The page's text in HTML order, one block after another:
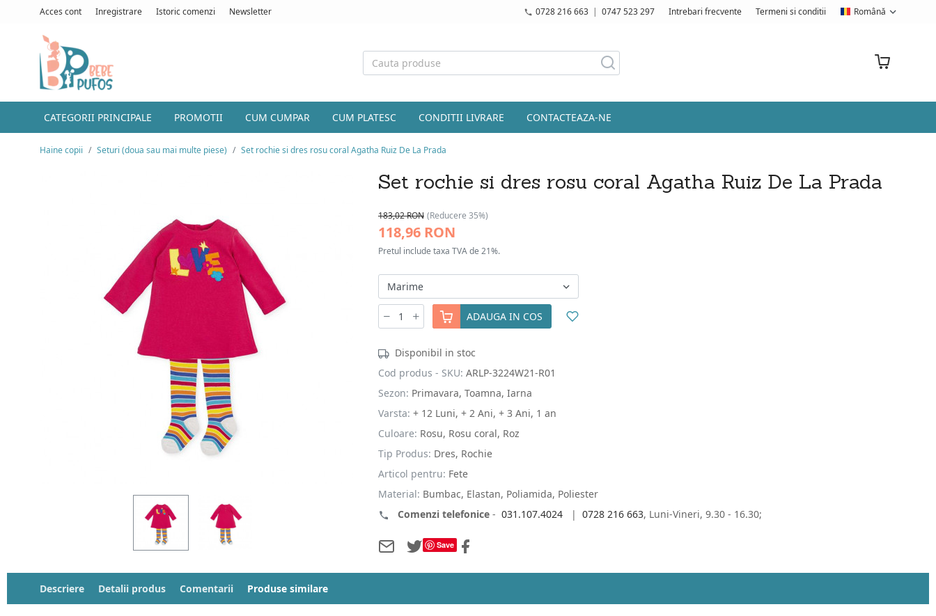
Acces cont Inregistrare Istoric comenzi Newsletter 0728 216 663| 0747 523 297 Intrebari frecvente Termeni si conditii Română
CATEGORII PRINCIPALE PROMOTII CUM CUMPAR CUM PLATESC CONDITII LIVRARE CONTACTEAZA-NE
Haine copii Seturi (doua sau mai multe piese) Set rochie si dres rosu coral Agatha Ruiz De La Prada
Set rochie si dres rosu coral Agatha Ruiz De La Prada
183,02 RON (Reducere 35%)
118,96 RON
Pretul include taxa TVA de 21%.
ADAUGA IN COS
Disponibil in stoc
Cod produs - SKU: ARLP-3224W21-R01
Sezon: Primavara, Toamna, Iarna
Varsta: + 12 Luni, + 2 Ani, + 3 Ani, 1 an
Culoare: Rosu, Rosu coral, Roz
Tip Produs: Dres, Rochie
Articol pentru: Fete
Material: Bumbac, Elastan, Poliamida, Poliester
Comenzi telefonice - 031.107.4024 | 0728 216 663, Luni-Vineri, 9.30 - 16.30;
Save
Descriere Detalii produs Comentarii Produse similare